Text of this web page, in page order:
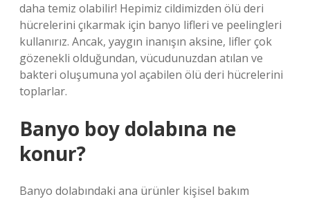
daha temiz olabilir! Hepimiz cildimizden ölü deri
hücrelerini çıkarmak için banyo lifleri ve peelingleri
kullanırız. Ancak, yaygın inanışın aksine, lifler çok
gözenekli olduğundan, vücudunuzdan atılan ve
bakteri oluşumuna yol açabilen ölü deri hücrelerini
toplarlar.
Banyo boy dolabına ne
konur?
Banyo dolabındaki ana ürünler kişisel bakım